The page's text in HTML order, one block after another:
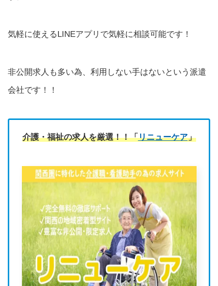
気軽に使えるLINEアプリで気軽に相談可能です！
非公開求人も多い為、利用しない手はないという派遣
会社です！！
介護・福祉の求人を厳選！！「リニューケア」